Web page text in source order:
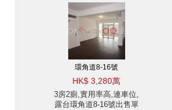
環角道8-16號
HK$ 3,280萬
3房2廁,實用率高,連車位,
露台環角道8-16號出售單